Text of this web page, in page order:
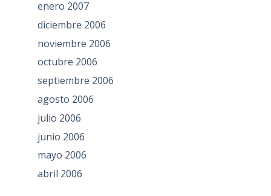
enero 2007
diciembre 2006
noviembre 2006
octubre 2006
septiembre 2006
agosto 2006
julio 2006
junio 2006
mayo 2006
abril 2006